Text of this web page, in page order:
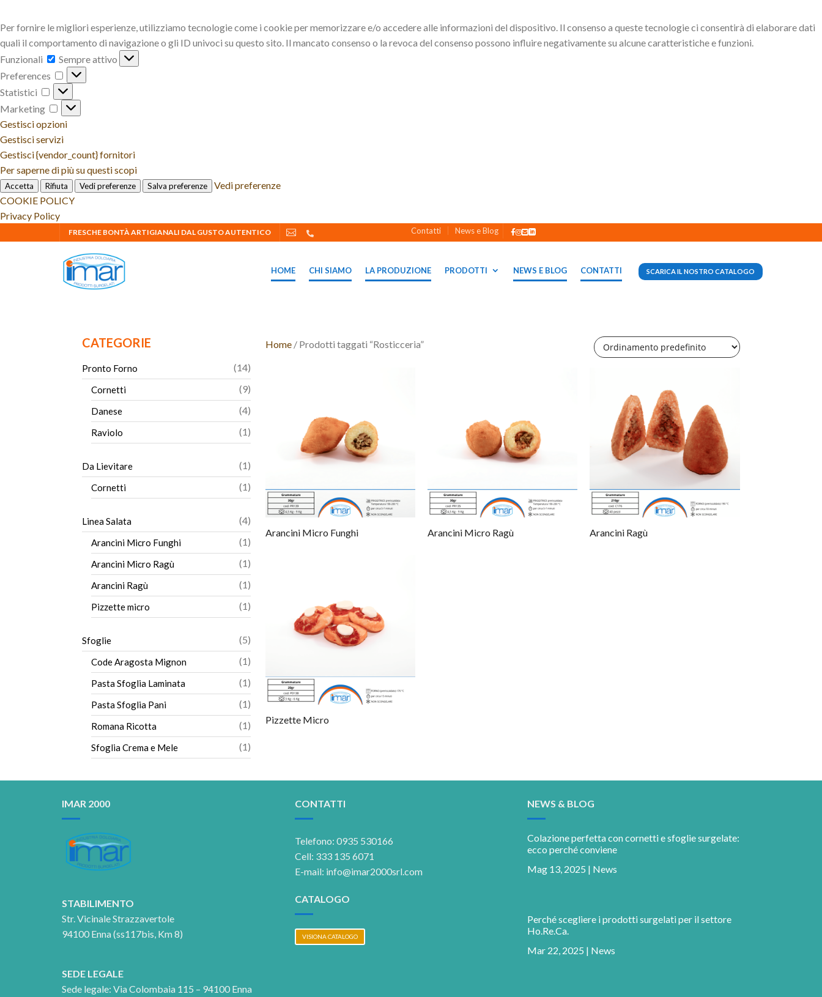
Per fornire le migliori esperienze, utilizziamo tecnologie come i cookie per memorizzare e/o accedere alle informazioni del dispositivo. Il consenso a queste tecnologie ci consentirà di elaborare dati
quali il comportamento di navigazione o gli ID univoci su questo sito. Il mancato consenso o la revoca del consenso possono influire negativamente su alcune caratteristiche e funzioni.
Funzionali
Funzionali
Sempre attivo
Preferences
Preferences
Statistici
Statistici
Marketing
Marketing
Gestisci opzioni
Gestisci servizi
Gestisci {vendor_count} fornitori
Per saperne di più su questi scopi
Accetta Rifiuta Vedi preferenze Salva preferenze
Vedi preferenze
COOKIE POLICY
Privacy Policy
FRESCHE BONTÀ ARTIGIANALI DAL GUSTO AUTENTICO   Contatti News e Blog 
HOME CHI SIAMO LA PRODUZIONE PRODOTTI NEWS E BLOG CONTATTI SCARICA IL NOSTRO CATALOGO
Home / Prodotti taggati “Rosticceria”
Arancini Micro Funghi Arancini Micro Ragù Arancini Ragù
Pizzette Micro
CATEGORIE
Pronto Forno 1414
prodotti
Cornetti 99
prodotti
Danese 44
prodotti
Raviolo 11
prodotto
Da Lievitare 11
prodotto
Cornetti 11
prodotto
Linea Salata 44
prodotti
Arancini Micro Funghi 11
prodotto
Arancini Micro Ragù 11
prodotto
Arancini Ragù 11
prodotto
Pizzette micro 11
prodotto
Sfoglie 55
prodotti
Code Aragosta Mignon 11
prodotto
Pasta Sfoglia Laminata 11
prodotto
Pasta Sfoglia Pani 11
prodotto
Romana Ricotta 11
prodotto
Sfoglia Crema e Mele 11
prodotto
IMAR 2000
STABILIMENTO
Str. Vicinale Strazzavertole
94100 Enna (ss117bis, Km 8)
SEDE LEGALE
Sede legale: Via Colombaia 115 – 94100 Enna
CONTATTI
Telefono: 0935 530166
Cell: 333 135 6071
E-mail: info@imar2000srl.com
CATALOGO
VISIONA CATALOGO
NEWS & BLOG
Colazione perfetta con cornetti e sfoglie surgelate:
ecco perché conviene
Mag 13, 2025 | News
Perché scegliere i prodotti surgelati per il settore
Ho.Re.Ca.
Mar 22, 2025 | News